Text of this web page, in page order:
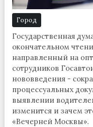
Город
Государственная
окончательном
направленный на
сотрудников
нововведения -
процессуальных
выявлении
изменится и зачем
«Вечерней Москвы».